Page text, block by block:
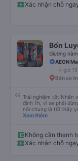
Xác nhận chỗ
Bốn
Giường
AEON
4 giờ
Bến xe
Trải nghiệm tốt Nhân
định 1h, vì xe phải
nói chung là tối thấy
hộ và giới thiệu cho
Xem thêm
Không cần thanh
Xác nhận chỗ